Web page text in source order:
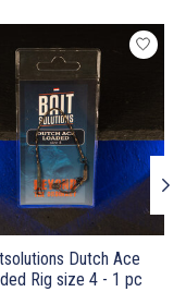
Dutch Ace
Rig size 4 - 1 pc